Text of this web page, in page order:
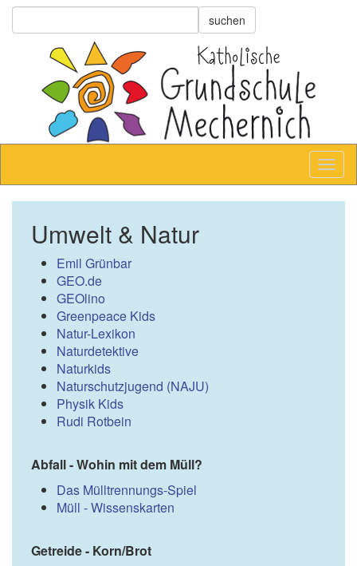
Umwelt & Natur
Emil Grünbar
GEO.de
GEOlino
Greenpeace Kids
Natur-Lexikon
Naturdetektive
Naturkids
Naturschutzjugend (NAJU)
Physik Kids
Rudi Rotbein
Abfall - Wohin mit dem Müll?
Das Mülltrennungs-Spiel
Müll - Wissenskarten
Getreide - Korn/Brot